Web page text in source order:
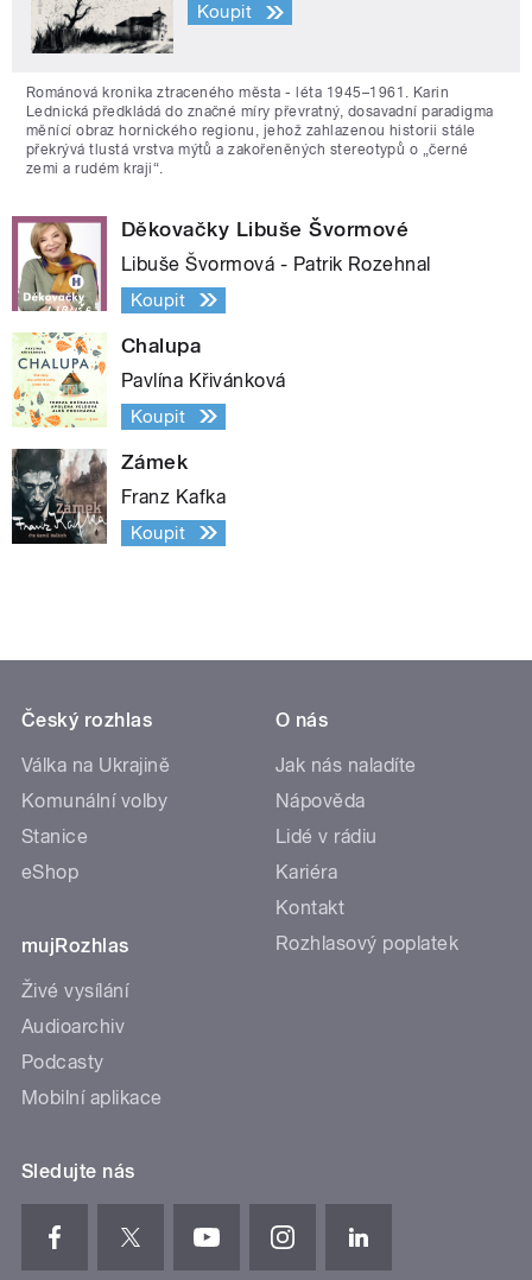
Koupit
Románová kronika ztraceného města - léta 1945–1961. Karin
Lednická předkládá do značné míry převratný, dosavadní paradigma
měnící obraz hornického regionu, jehož zahlazenou historii stále
překrývá tlustá vrstva mýtů a zakořeněných stereotypů o „černé
zemi a rudém kraji“.
Děkovačky Libuše Švormové
Libuše Švormová - Patrik Rozehnal
Koupit
Chalupa
Pavlína Křivánková
Koupit
Zámek
Franz Kafka
Koupit
Český rozhlas
Válka na Ukrajině
Komunální volby
Stanice
eShop
mujRozhlas
Živé vysílání
Audioarchiv
Podcasty
Mobilní aplikace
O nás
Jak nás naladíte
Nápověda
Lidé v rádiu
Kariéra
Kontakt
Rozhlasový poplatek
Sledujte nás